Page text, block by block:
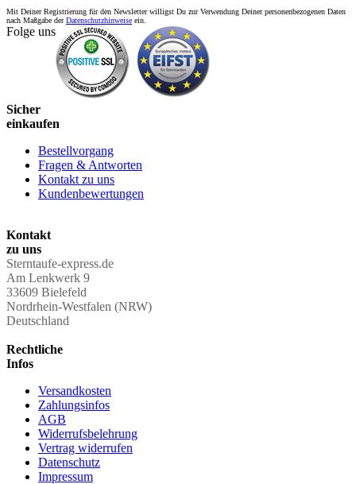
Mit Deiner Registrierung für den Newsletter willigst Du zur Verwendung Deiner personenbezogenen Daten
nach Maßgabe derDatenschutzhinweise ein.
Folge uns
Sicher
einkaufen
Bestellvorgang
Fragen & Antworten
Kontakt zu uns
Kundenbewertungen
Kontakt
zu uns
Sterntaufe-express.de
Am Lenkwerk 9
33609 Bielefeld
Nordrhein-Westfalen (NRW)
Deutschland
Rechtliche
Infos
Versandkosten
Zahlungsinfos
AGB
Widerrufsbelehrung
Vertrag widerrufen
Datenschutz
Impressum